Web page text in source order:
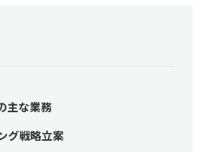
主な業務
グ戦略立案